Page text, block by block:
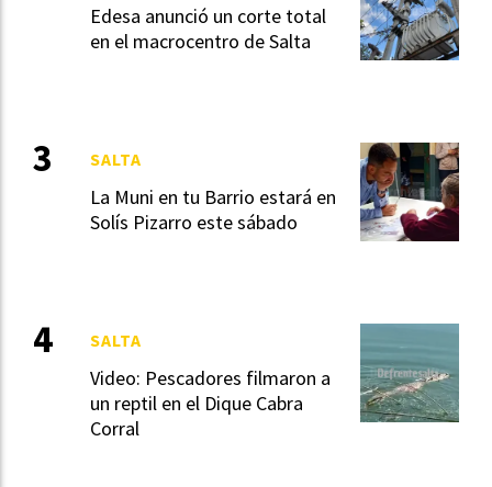
Edesa anunció un corte total
en el macrocentro de Salta
La Muni en tu Barrio estará en
Solís Pizarro este sábado
SALTA
Video: Pescadores filmaron a
un reptil en el Dique Cabra
Corral
SALTA